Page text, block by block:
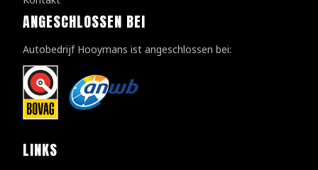
ANGESCHLOSSEN BEI
Autobedrijf Hooymans ist angeschlossen bei:
LINKS